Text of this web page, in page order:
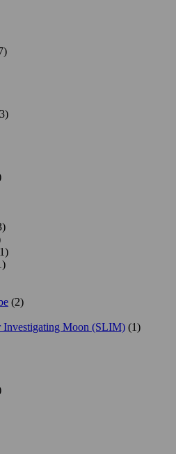
(2)
Investigating Moon (SLIM) (1)